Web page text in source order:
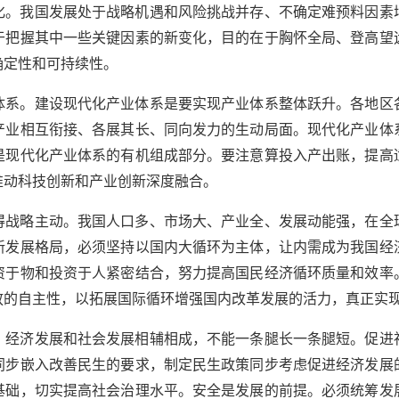
我国发展处于战略机遇和风险挑战并存、不确定难预料因
握其中一些关键因素的新变化，目的在于胸怀全局、登高
性和可持续性。
。建设现代化产业体系是要实现产业体系整体跃升。各地
相互衔接、各展其长、同向发力的生动局面。现代化产业
代化产业体系的有机组成部分。要注意算投入产出账，提
科技创新和产业创新深度融合。
略主动。我国人口多、市场大、产业全、发展动能强，在
展格局，必须坚持以国内大循环为主体，让内需成为我国
物和投资于人紧密结合，努力提高国民经济循环质量和效
自主性，以拓展国际循环增强国内改革发展的活力，真正实
济发展和社会发展相辅相成，不能一条腿长一条腿短。促
嵌入改善民生的要求，制定民生政策同步考虑促进经济发
，切实提高社会治理水平。安全是发展的前提。必须统筹